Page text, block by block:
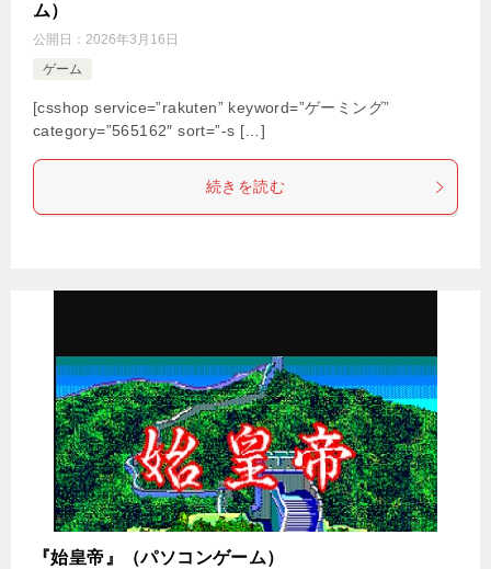
ム）
公開日： 2026年3月16日
ゲーム
[csshop service=”rakuten” keyword=”ゲーミング”
category=”565162″ sort=”-s […]
続きを読む
『始皇帝』（パソコンゲーム）